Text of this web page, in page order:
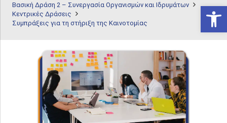
Βασική Δράση 2 – Συνεργασία Οργανισμών και Ιδρυμάτων
Κεντρικές Δράσεις
Συμπράξεις για τη στήριξη της Καινοτομίας